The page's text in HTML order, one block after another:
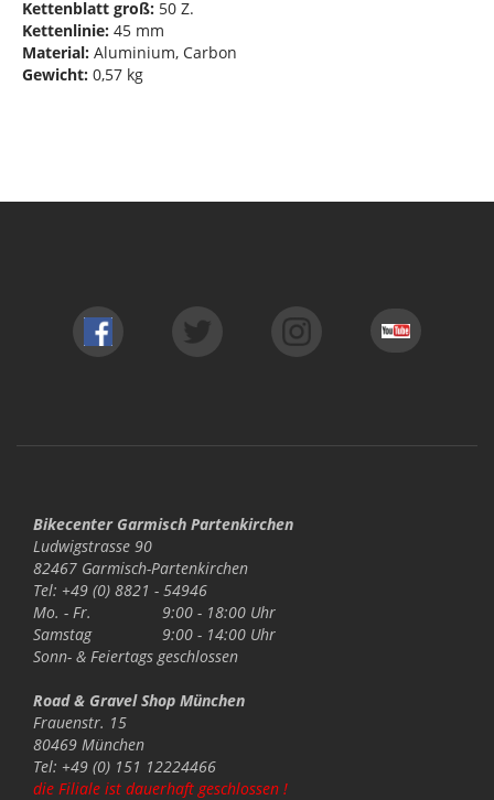
Kettenblatt groß: 50 Z.
Kettenlinie: 45 mm
Material: Aluminium, Carbon
Gewicht: 0,57 kg
Bikecenter Garmisch Partenkirchen
Ludwigstrasse 90
82467 Garmisch-Partenkirchen
Tel: +49 (0) 8821 - 54946
Mo. - Fr.
9:00 - 18:00 Uhr
Samstag
9:00 - 14:00 Uhr
Sonn- & Feiertags geschlossen
Road & Gravel Shop München
Frauenstr. 15
80469 München
Tel: +49 (0) 151 12224466
die Filiale ist dauerhaft geschlossen !